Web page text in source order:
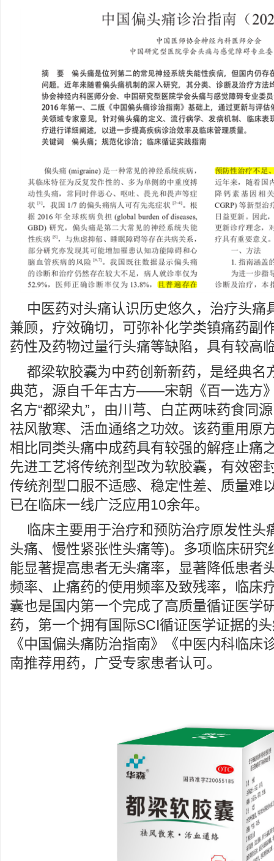
中医药对头痛认识历史悠久，治疗头痛
兼顾，疗效确切，可弥补化学类镇痛药副
药性及药物过量行头痛等缺陷，具有较高
都梁软胶囊为中药创新新药，是经典名
典范，源自千年古方——宋朝《百一选方
名方“都梁丸”，由川芎、白芷两味药食同
祛风散寒、活血通络之功效。该药重用原
相比同类头痛中成药具有较强的解痉止痛
先进工艺将传统剂型改为软胶囊，有效密
传统剂型口服不适感、稳定性差、质量难
已在临床一线广泛应用10余年。
临床主要用于治疗和预防治疗原发性头
头痛、慢性紧张性头痛等)。多项临床研究
能显著提高患者无头痛率，显著降低患者
频率、止痛药的使用频率及致残率，临床
囊也是国内第一个完成了高质量循证医学
药，第一个拥有国际SCI循证医学证据的
《中国偏头痛防治指南》《中医内科临床
南推荐用药，广受专家患者认可。